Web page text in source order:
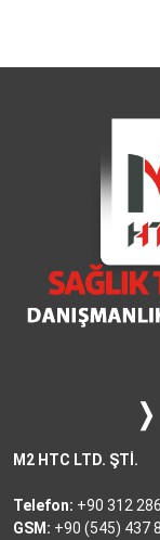
M2 HTC LTD. ŞTİ.
Telefon: +90 312
GSM: +90 (545) 437